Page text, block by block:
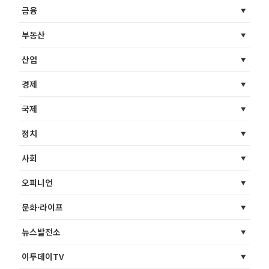
금융
부동산
산업
경제
국제
정치
사회
오피니언
문화·라이프
뉴스발전소
이투데이TV